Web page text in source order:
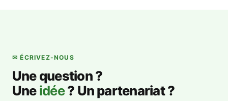
✉ ÉCRIVEZ-NOUS
Une question ?
Uneidée? Un partenariat ?